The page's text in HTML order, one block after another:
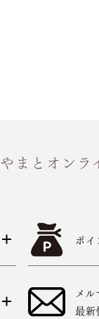
やまとオンラ
ポ
メ
最新